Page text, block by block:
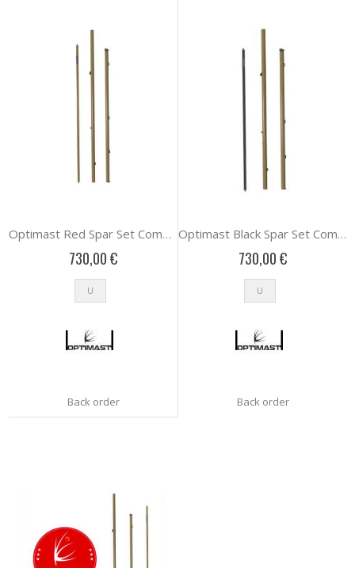
Optimast Red Spar Set Complete 1 SET
730,00 €
U
Back order
Optimast Black Spar Set Complete - 1 SET
730,00 €
U
Back order